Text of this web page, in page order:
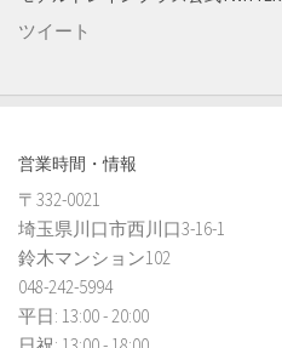
ツイート
営業時間・情報
〒332-0021
埼玉県川口市西川口3-16-1
鈴木マンション102
048-242-5994
平日: 13:00 - 20:00